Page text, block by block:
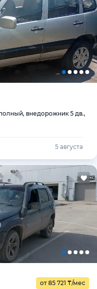
внедорожник 5 дв.,
5 августа
от 85 721 ₸/мес